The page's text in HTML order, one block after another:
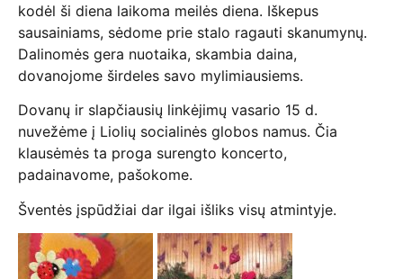
kodėl ši diena laikoma meilės diena. Iškepus
sausainiams, sėdome prie stalo ragauti skanumynų.
Dalinomės gera nuotaika, skambia daina,
dovanojome širdeles savo mylimiausiems.
Dovanų ir slapčiausių linkėjimų vasario 15 d.
nuvežėme į Liolių socialinės globos namus. Čia
klausėmės ta proga surengto koncerto,
padainavome, pašokome.
Šventės įspūdžiai dar ilgai išliks visų atmintyje.